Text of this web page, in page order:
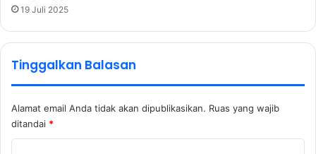
19 Juli 2025
Tinggalkan Balasan
Alamat email Anda tidak akan dipublikasikan. Ruas yang wajib
ditandai *